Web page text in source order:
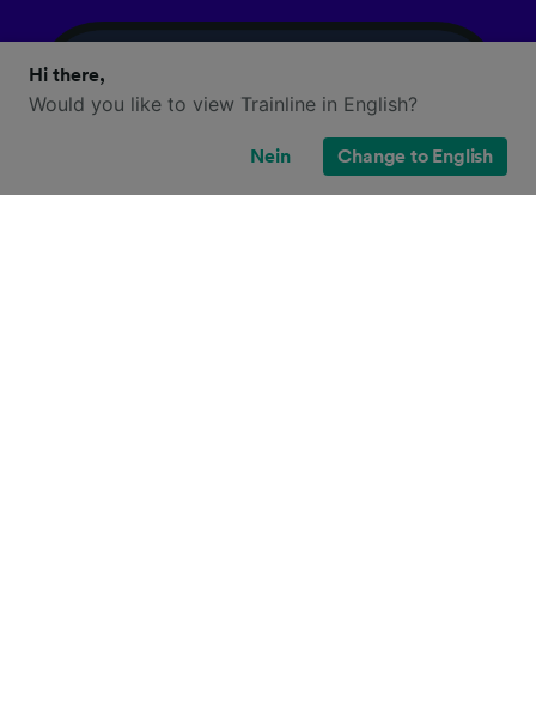
Hi there,
Would you like to view Trainline in English?
Nein Change to English